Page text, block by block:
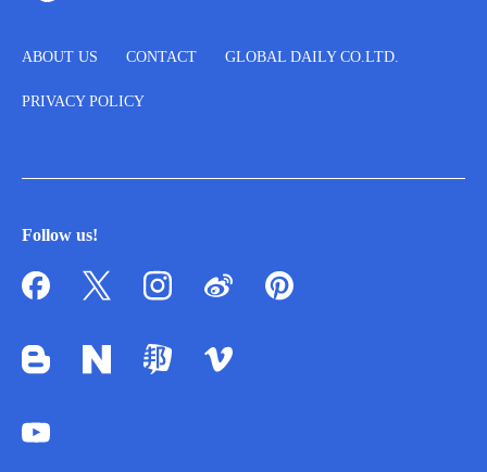
ABOUT US CONTACT GLOBAL DAILY CO.LTD.
PRIVACY POLICY
Follow us!